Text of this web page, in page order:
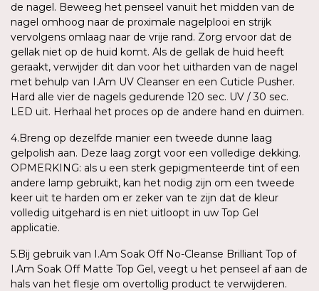
de nagel. Beweeg het penseel vanuit het midden van de
nagel omhoog naar de proximale nagelplooi en strijk
vervolgens omlaag naar de vrije rand. Zorg ervoor dat de
gellak niet op de huid komt. Als de gellak de huid heeft
geraakt, verwijder dit dan voor het uitharden van de nagel
met behulp van I.Am UV Cleanser en een Cuticle Pusher.
Hard alle vier de nagels gedurende 120 sec. UV / 30 sec.
LED uit. Herhaal het proces op de andere hand en duimen.
4.Breng op dezelfde manier een tweede dunne laag
gelpolish aan. Deze laag zorgt voor een volledige dekking.
OPMERKING: als u een sterk gepigmenteerde tint of een
andere lamp gebruikt, kan het nodig zijn om een tweede
keer uit te harden om er zeker van te zijn dat de kleur
volledig uitgehard is en niet uitloopt in uw Top Gel
applicatie.
5.Bij gebruik van I.Am Soak Off No-Cleanse Brilliant Top of
I.Am Soak Off Matte Top Gel, veegt u het penseel af aan de
hals van het flesje om overtollig product te verwijderen.